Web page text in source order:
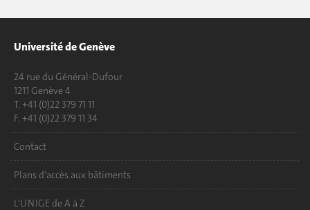
Université de Genève
24 rue du Général-Dufour
1211 Genève 4
T. +41 (0)22 379 71 11
F. +41 (0)22 379 11 34
Contact
Plans d'accès aux bâtiments
L'UNIGE de A à Z